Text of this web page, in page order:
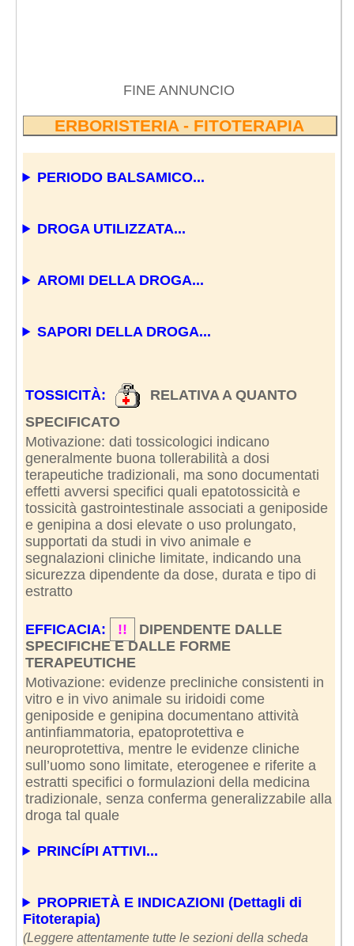
FINE ANNUNCIO
ERBORISTERIA - FITOTERAPIA
PERIODO BALSAMICO...
DROGA UTILIZZATA...
AROMI DELLA DROGA...
SAPORI DELLA DROGA...
TOSSICITÀ:
RELATIVA A QUANTO
SPECIFICATO
Motivazione: dati tossicologici indicano
generalmente buona tollerabilità a dosi
terapeutiche tradizionali, ma sono documentati
effetti avversi specifici quali epatotossicità e
tossicità gastrointestinale associati a geniposide
e genipina a dosi elevate o uso prolungato,
supportati da studi in vivo animale e
segnalazioni cliniche limitate, indicando una
sicurezza dipendente da dose, durata e tipo di
estratto
EFFICACIA: !!
DIPENDENTE DALLE
SPECIFICHE E DALLE FORME
TERAPEUTICHE
Motivazione: evidenze precliniche consistenti in
vitro e in vivo animale su iridoidi come
geniposide e genipina documentano attività
antinfiammatoria, epatoprotettiva e
neuroprotettiva, mentre le evidenze cliniche
sull’uomo sono limitate, eterogenee e riferite a
estratti specifici o formulazioni della medicina
tradizionale, senza conferma generalizzabile alla
droga tal quale
PRINCÍPI ATTIVI...
PROPRIETÀ E INDICAZIONI (Dettagli di
Fitoterapia)
(Leggere attentamente tutte le sezioni della scheda